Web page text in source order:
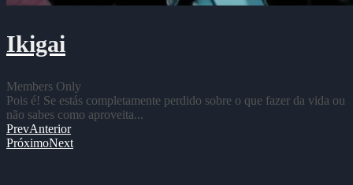
Ikigai
Members Only
Pois é! Se estás completamente perdido sobre o que fazer da vida ou
não sabes como aproveita...
PrevAnterior
PróximoNext